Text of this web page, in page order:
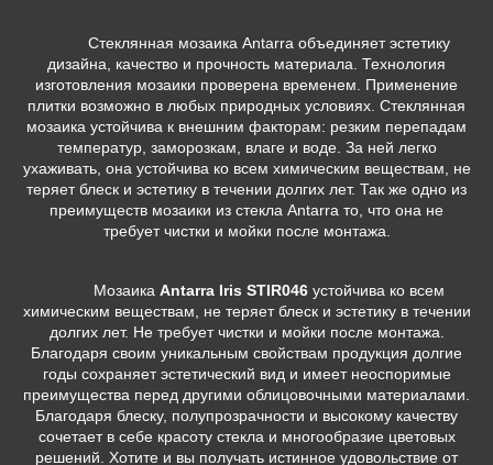
Стеклянная мозаика Antarra объединяет эстетику
дизайна, качество и прочность материала. Технология
изготовления мозаики проверена временем. Применение
плитки возможно в любых природных условиях. Стеклянная
мозаика устойчива к внешним факторам: резким перепадам
температур, заморозкам, влаге и воде. За ней легко
ухаживать, она устойчива ко всем химическим веществам, не
теряет блеск и эстетику в течении долгих лет. Так же одно из
преимуществ мозаики из стекла Antarra то, что она не
требует чистки и мойки после монтажа.
Мозаика Antarra Iris STIR046устойчива ко всем
химическим веществам, не теряет блеск и эстетику в течении
долгих лет. Не требует чистки и мойки после монтажа.
Благодаря своим уникальным свойствам продукция долгие
годы сохраняет эстетический вид и имеет неоспоримые
преимущества перед другими облицовочными материалами.
Благодаря блеску, полупрозрачности и высокому качеству
сочетает в себе красоту стекла и многообразие цветовых
решений. Хотите и вы получать истинное удовольствие от